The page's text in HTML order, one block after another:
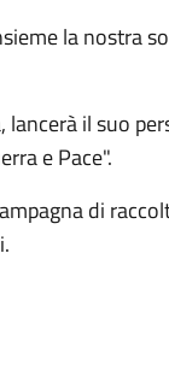
la nostra
il suo
e Pace".
di